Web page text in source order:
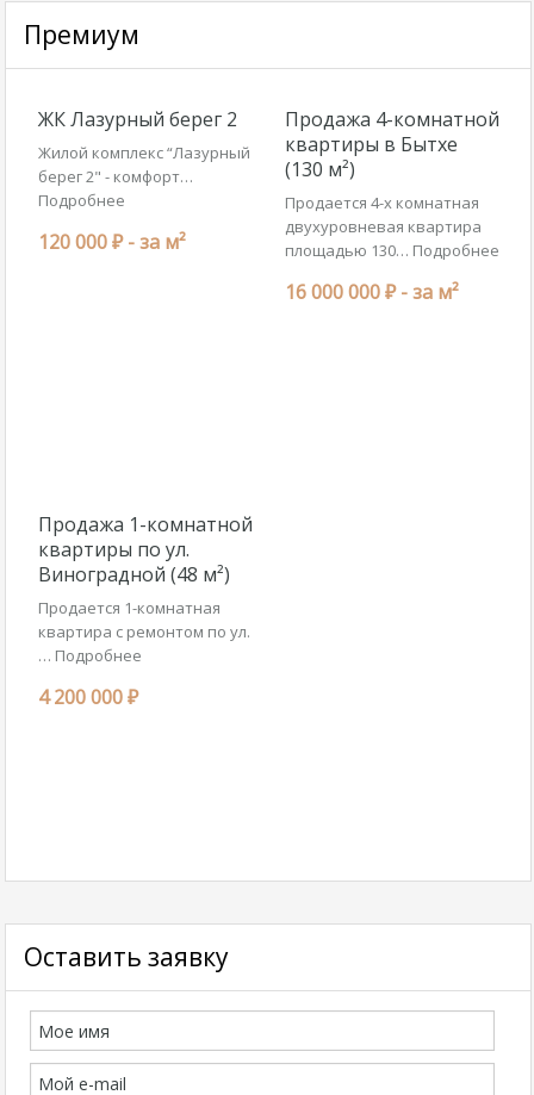
Премиум
ЖК Лазурный берег 2
Жилой комплекс “Лазурный
берег 2" - комфорт…
Подробнее
120 000 ₽ -за м²
Продажа 4-комнатной
квартиры в Бытхе
(130 м²)
Продается 4-х комнатная
двухуровневая квартира
площадью 130… Подробнее
16 000 000 ₽ -за м²
Продажа 1-комнатной
квартиры по ул.
Виноградной (48 м²)
Продается 1-комнатная
квартира с ремонтом по ул.
… Подробнее
4 200 000 ₽
Оставить заявку